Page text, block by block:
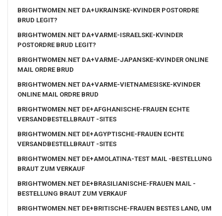
BRIGHTWOMEN.NET DA+UKRAINSKE-KVINDER POSTORDRE
BRUD LEGIT?
BRIGHTWOMEN.NET DA+VARME-ISRAELSKE-KVINDER
POSTORDRE BRUD LEGIT?
BRIGHTWOMEN.NET DA+VARME-JAPANSKE-KVINDER ONLINE
MAIL ORDRE BRUD
BRIGHTWOMEN.NET DA+VARME-VIETNAMESISKE-KVINDER
ONLINE MAIL ORDRE BRUD
BRIGHTWOMEN.NET DE+AFGHANISCHE-FRAUEN ECHTE
VERSANDBESTELLBRAUT -SITES
BRIGHTWOMEN.NET DE+AGYPTISCHE-FRAUEN ECHTE
VERSANDBESTELLBRAUT -SITES
BRIGHTWOMEN.NET DE+AMOLATINA-TEST MAIL -BESTELLUNG
BRAUT ZUM VERKAUF
BRIGHTWOMEN.NET DE+BRASILIANISCHE-FRAUEN MAIL -
BESTELLUNG BRAUT ZUM VERKAUF
BRIGHTWOMEN.NET DE+BRITISCHE-FRAUEN BESTES LAND, UM